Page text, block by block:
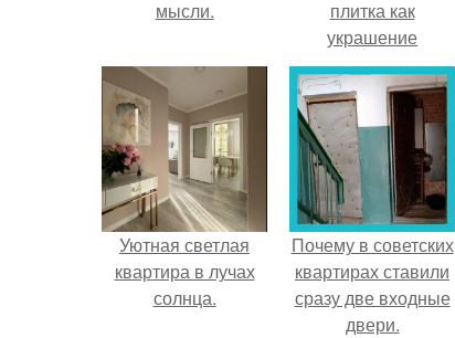
мысли.
плитка как
украшение
интерьера.
Уютная светлая
квартира в лучах
солнца.
Почему в советских
квартирах ставили
сразу две входные
двери.